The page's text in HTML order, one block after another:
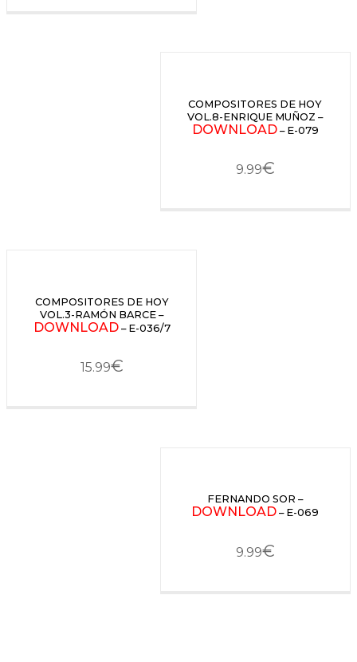
COMPOSITORES DE HOY
VOL.8-ENRIQUE MUÑOZ –
DOWNLOAD– E-079
9.99€
COMPOSITORES DE HOY
VOL.3-RAMÓN BARCE –
DOWNLOAD– E-036/7
15.99€
FERNANDO SOR –
DOWNLOAD – E-069
9.99€